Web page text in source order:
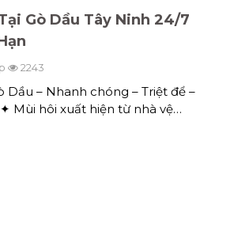
Gò Dầu Tây Ninh 24/7
2243
Dầu – Nhanh chóng – Triệt để –
Mùi hôi xuất hiện từ nhà vệ…